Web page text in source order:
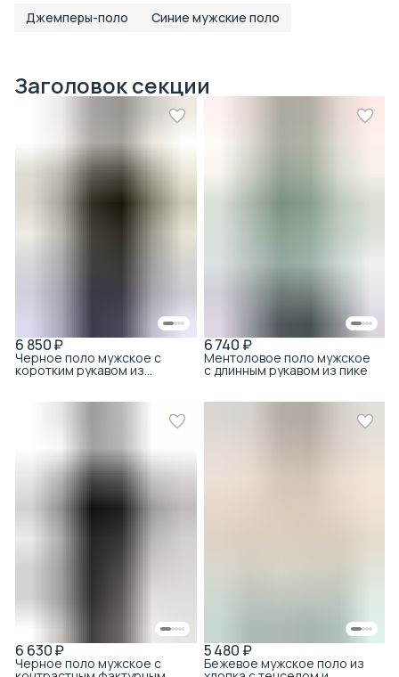
Джемперы-поло Синие мужские поло
Заголовок секции
6 850 ₽
Черное поло мужское с
коротким рукавом из
тенсела с хлопком
6 740 ₽
Ментоловое поло мужское
с длинным рукавом из пике
6 630 ₽
Черное поло мужское с
5 480 ₽
Бежевое мужское поло из